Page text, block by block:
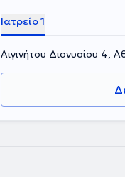
Ιατρείο 1
Αιγινήτου Διονυσίου 4,